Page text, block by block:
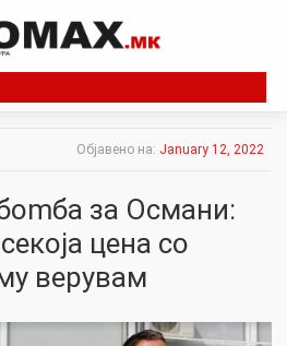
Објавено на: January 12, 2022
за Османи:
цена со
верувам